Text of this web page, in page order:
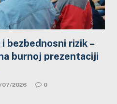
bezbednosni rizik –
burnoj prezentaciji
07/2026 0